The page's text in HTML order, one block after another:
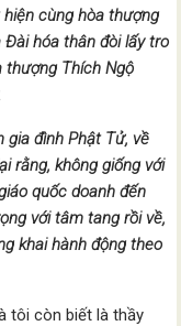
hiện cùng hòa thượng
Đài hóa thân đòi lấy tro
thượng Thích Ngộ
gia đình Phật Tử, về
rằng, không giống với
quốc doanh đến
với tâm tang rồi về,
khai hành động theo
còn biết là thầy